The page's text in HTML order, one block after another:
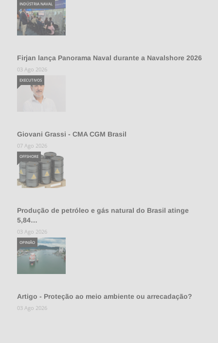
Firjan lança Panorama Naval durante a Navalshore 2026
INDÚSTRIA NAVAL
03 Ago 2026
Giovani Grassi - CMA CGM Brasil
EXECUTIVOS
07 Ago 2026
Produção de petróleo e gás natural do Brasil atinge
5,84…
OFFSHORE
03 Ago 2026
Artigo - Proteção ao meio ambiente ou arrecadação?
OPINIÃO
03 Ago 2026